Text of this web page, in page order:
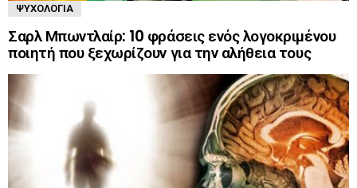
ΨΥΧΟΛΟΓΊΑ
Σαρλ Μπωντλαίρ: 10 φράσεις ενός λογοκριμένου
ποιητή που ξεχωρίζουν για την αλήθεια τους